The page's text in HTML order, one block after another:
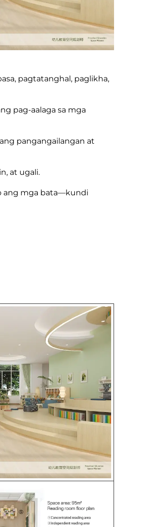
pagtatanghal, paglikha,
pag-aalaga sa mga
pangangailangan at
at ugali.
ang mga bata—kundi